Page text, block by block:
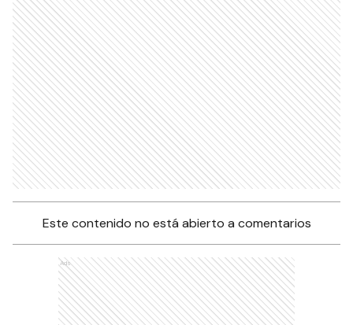
Este contenido no está abierto a comentarios
Ads